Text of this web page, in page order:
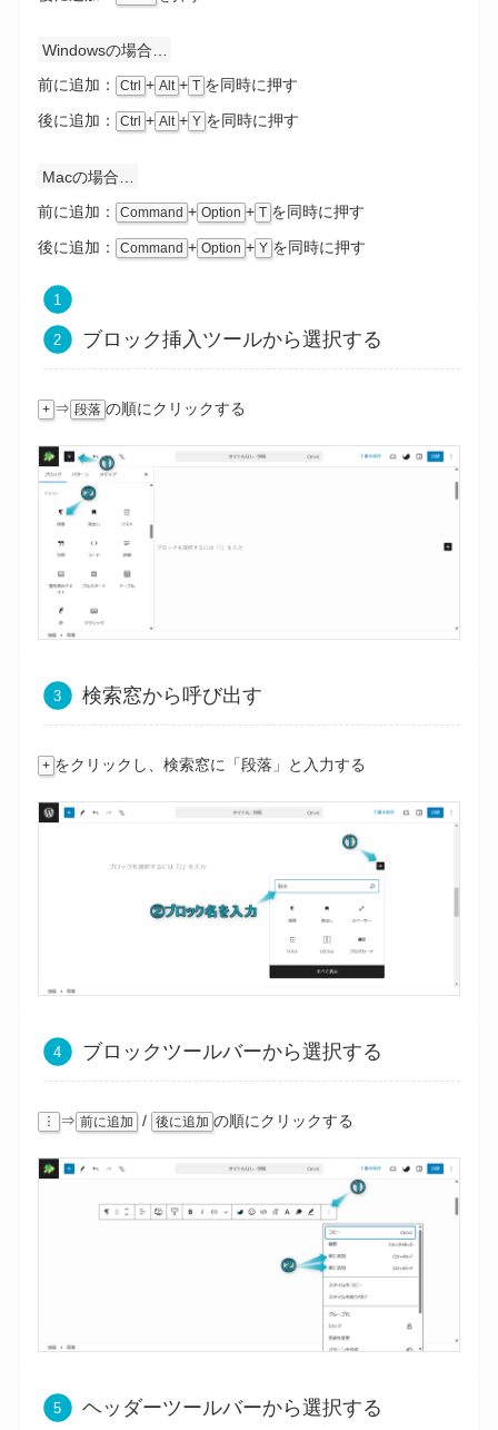
Windowsの場合…
前に追加：
Ctrl + Alt + T を同時に押す
後に追加 ： Ctrl + Alt + Y を同時に押す
Macの場合…
前に追加：
Command + Option + T を同時に押す
後に追加 ： Command + Option + Y を同時に押す
ブロック挿入ツールから選択する
+ ⇒ 段落 の順にクリックする
検索窓から呼び出す
+ をクリックし、検索窓に「段落」と入力する
ブロックツールバーから選択する
︙ ⇒ 前に追加 / 後に追加 の順にクリックする
ヘッダーツールバーから選択する